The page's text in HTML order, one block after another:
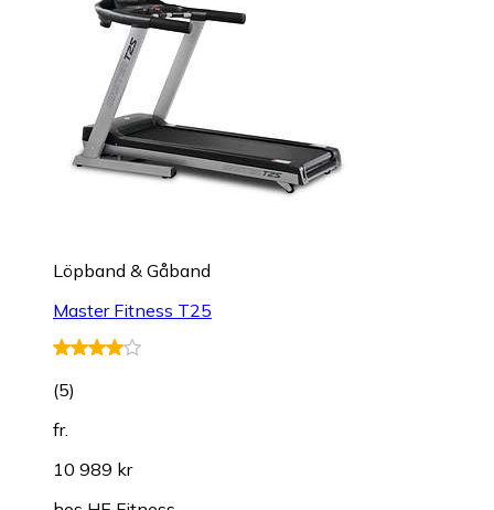
Löpband & Gåband
Master Fitness T25
(5)
fr.
10 989 kr